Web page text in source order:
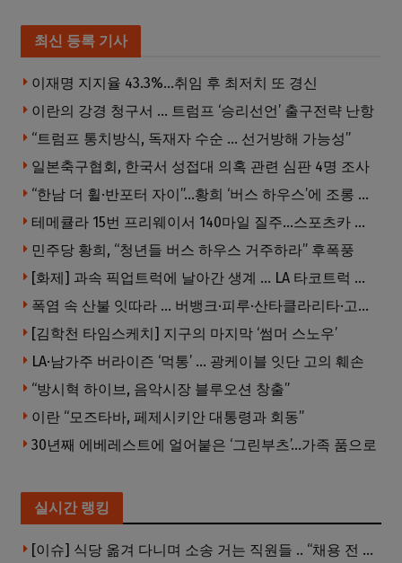
최신 등록 기사
이재명 지지율 43.3%…취임 후 최저치 또 경신
이란의 강경 청구서 … 트럼프 ‘승리선언’ 출구전략 난항
“트럼프 통치방식, 독재자 수순 … 선거방해 가능성”
일본축구협회, 한국서 성접대 의혹 관련 심판 4명 조사
“한남 더 휠·반포터 자이”…황희 ‘버스 하우스’에 조롱 쏟아져
테메큘라 15번 프리웨이서 140마일 질주…스포츠카 압수
민주당 황희, “청년들 버스 하우스 거주하라” 후폭풍
[화제] 과속 픽업트럭에 날아간 생계 … LA 타코트럭 일가족 3명 부상
폭염 속 산불 잇따라 … 버뱅크·피루·산타클라리타·고먼 잇단 산불
[김학천 타임스케치] 지구의 마지막 ‘썸머 스노우’
LA·남가주 버라이즌 ‘먹통’ … 광케이블 잇단 고의 훼손
“방시혁 하이브, 음악시장 블루오션 창출”
이란 “모즈타바, 페제시키안 대통령과 회동”
30년째 에베레스트에 얼어붙은 ‘그린부츠’…가족 품으로
실시간 랭킹
[이슈] 식당 옮겨 다니며 소송 거는 직원들 .. “채용 전 반드시 확인해야”